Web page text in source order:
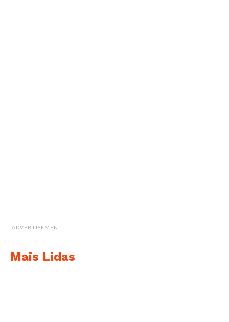
ADVERTISEMENT
Mais Lidas